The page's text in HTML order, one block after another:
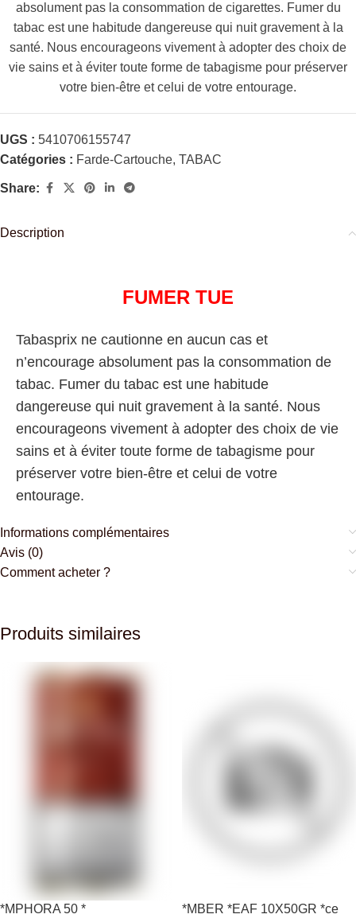
absolument pas la consommation de cigarettes. Fumer du
tabac est une habitude dangereuse qui nuit gravement à la
santé. Nous encourageons vivement à adopter des choix de
vie sains et à éviter toute forme de tabagisme pour préserver
votre bien-être et celui de votre entourage.
UGS : 5410706155747
Catégories : Farde-Cartouche, TABAC
Share:
Description
FUMER TUE
Tabasprix ne cautionne en aucun cas et
n’encourage absolument pas la consommation de
tabac. Fumer du tabac est une habitude
dangereuse qui nuit gravement à la santé. Nous
encourageons vivement à adopter des choix de vie
sains et à éviter toute forme de tabagisme pour
préserver votre bien-être et celui de votre
entourage.
Informations complémentaires
Avis (0)
Comment acheter ?
Produits similaires
*MPHORA 50 * *MBER *EAF 10X50GR *ce